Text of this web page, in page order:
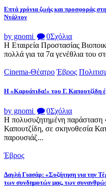
Επτά χρόνια ζωής και προσφοράς
Ντάλτον
by gnomi 0Σχόλια
Η Εταιρεία Προστασίας
πολλά για τα 7α γενέθλια του
Cinema-Θέατρο Έβρος
Η «Καρυάτιδα!» του Γ. Καπουτζίδη
by gnomi 0Σχόλια
Η πολυσυζητημένη παράσταση
Καπουτζίδη, σε σκηνοθεσία
παρουσιάζ...
Έβρος
Δαγλή Γιασάρ: «Συζήτηση για την
των συνδημοτών μας, των